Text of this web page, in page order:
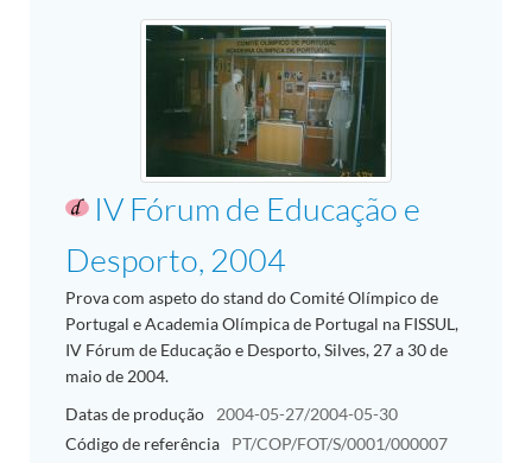
IV Fórum de Educação e
Desporto, 2004
Prova com aspeto do stand do Comité Olímpico de
Portugal e Academia Olímpica de Portugal na FISSUL,
IV Fórum de Educação e Desporto, Silves, 27 a 30 de
maio de 2004.
Datas de produção
2004-05-27/2004-05-30
Código de referência
PT/COP/FOT/S/0001/000007